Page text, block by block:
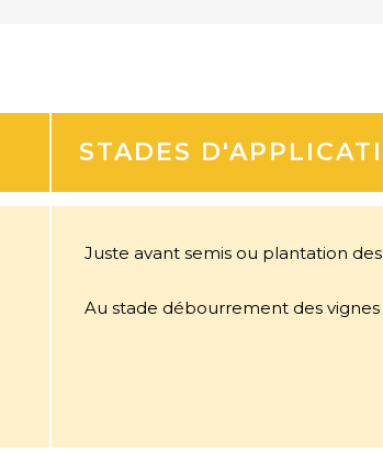
STADES
Juste avant semis ou plantation
Au stade débourrement des vignes